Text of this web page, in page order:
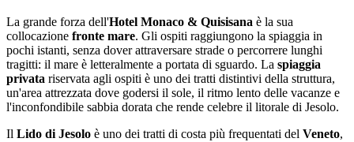
La grande forza dell'Hotel Monaco & Quisisana è la sua
collocazione fronte mare. Gli ospiti raggiungono la spiaggia in
pochi istanti, senza dover attraversare strade o percorrere lunghi
tragitti: il mare è letteralmente a portata di sguardo. La spiaggia
privata riservata agli ospiti è uno dei tratti distintivi della struttura,
un'area attrezzata dove godersi il sole, il ritmo lento delle vacanze e
l'inconfondibile sabbia dorata che rende celebre il litorale di Jesolo.
Il Lido di Jesolo è uno dei tratti di costa più frequentati del Veneto,